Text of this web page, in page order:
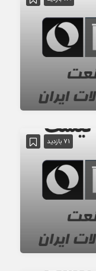
71 بازدید